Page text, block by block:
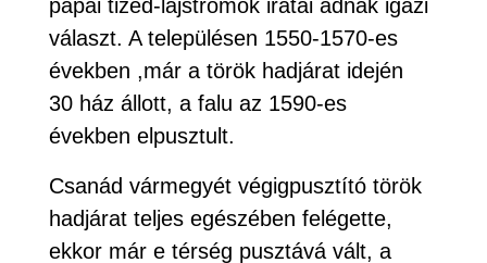
pápai tized-lajstromok iratai adnak igazi
választ. A településen 1550-1570-es
években ,már a török hadjárat idején
30 ház állott, a falu az 1590-es
években elpusztult.
Csanád vármegyét végigpusztító török
hadjárat teljes egészében felégette,
ekkor már e térség pusztává vált, a